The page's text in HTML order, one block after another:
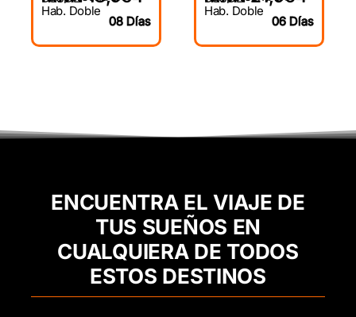
Hab. Doble
08 Días
Hab. Doble
06 Días
ENCUENTRA EL VIAJE DE
TUS SUEÑOS EN
CUALQUIERA DE TODOS
ESTOS DESTINOS